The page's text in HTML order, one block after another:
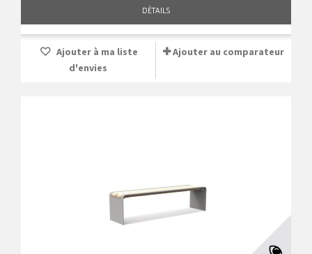
DÉTAILS
Ajouter à ma liste
d'envies
Ajouter au comparateur